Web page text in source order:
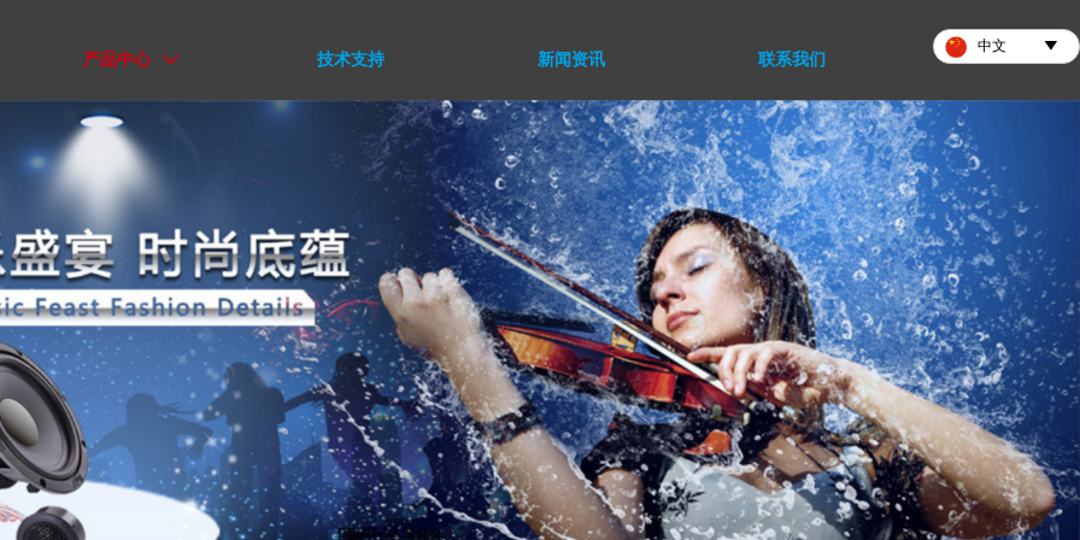
产品中心  技术支持 新闻资讯 联系我们
中文 